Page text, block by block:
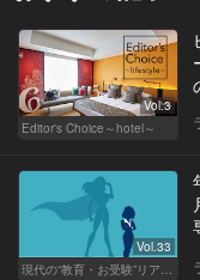
Vol.3
Editor's Choice～hotel～
Vol.33
現代の“教育・お受験”リアルドキュメント